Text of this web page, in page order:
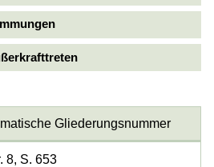
Gliederungsnummer
8, S. 653